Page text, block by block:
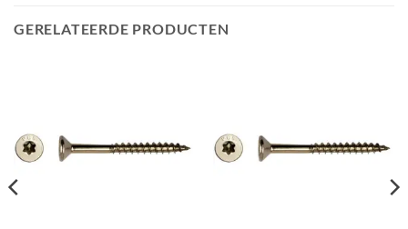
GERELATEERDE PRODUCTEN